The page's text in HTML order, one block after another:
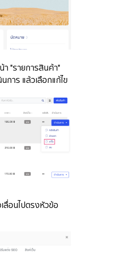
า "รายการสินค้า"
การ แล้วเลือกแก้ไข
ลื่อนไปตรงหัวข้อ